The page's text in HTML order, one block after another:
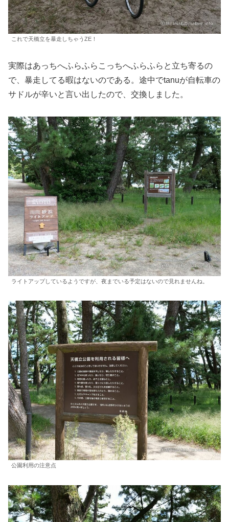
これで天橋立を暴走しちゃうZE！
実際はあっちへふらふらこっちへふらふらと立ち寄るの
で、暴走してる暇はないのである。途中でtanuが自転車の
サドルが辛いと言い出したので、交換しました。
ライトアップしているようですが、夜までいる予定はないので見れませんね。
公園利用の注意点